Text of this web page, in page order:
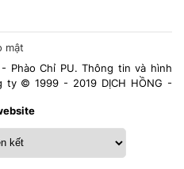
mật
Phào Chỉ PU. Thông tin và hình
ty © 1999 - 2019 DỊCH HỒNG -